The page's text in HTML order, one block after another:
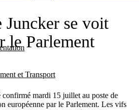
et Transport
Juncker se voit
le Parlement
confirmé mardi 15 juillet au poste de
européenne par le Parlement. Les vifs